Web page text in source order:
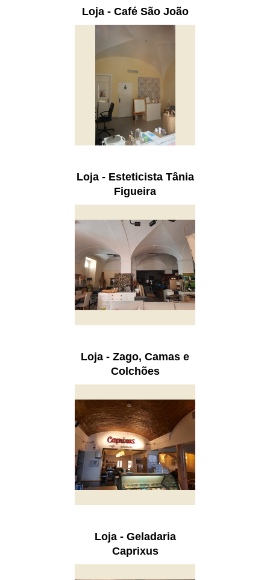
Loja - Café São João
Loja - Esteticista Tânia
Figueira
Loja - Zago, Camas e
Colchões
Loja - Geladaria
Caprixus